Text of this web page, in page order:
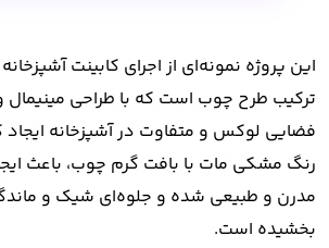
این پروژه نمونه‌ای از اجرای کابینت
ترکیب طرح چوب است که با طراحی
فضایی لوکس و متفاوت در آشپزخانه
رنگ مشکی مات با بافت گرم چوب، باعث
مدرن و طبیعی شده و جلوه‌ای شیک و
بخشیده است.